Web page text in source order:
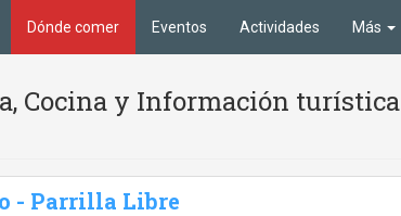
Dónde comer Eventos Actividades Más
Cocina y Información turística
- Parrilla Libre